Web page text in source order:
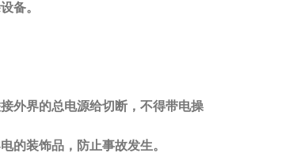
备。
外界的总电源给切断，不得带电操
导电的装饰品，防止事故发生。